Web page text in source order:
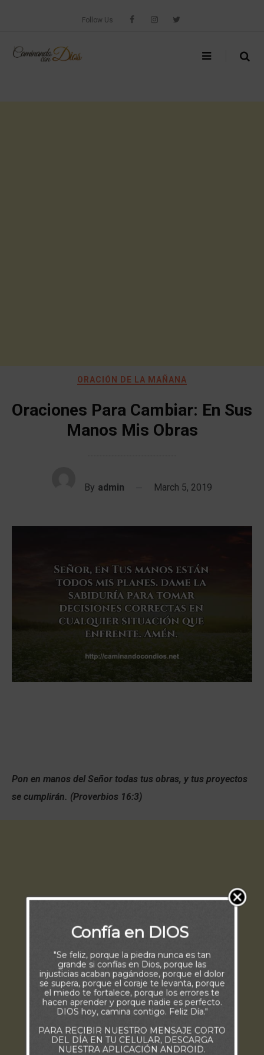
Follow Us
ORACIÓN DE LA MAÑANA
Oraciones Para Cambiar: En Sus
Manos Mis Obras
By admin March 5, 2019
Pon en manos del Señor todas tus obras, y tus proyectos
se cumplirán. (Proverbios 16:3)
Confía en DIOS
"Se feliz, porque la piedra nunca es tan
grande si confías en Dios, porque las
injusticias acaban pagándose, porque el dolor
se supera, porque el coraje te levanta, porque
el miedo te fortalece, porque los errores te
hacen aprender y porque nadie es perfecto.
DIOS hoy, camina contigo. Feliz Día."
PARA RECIBIR NUESTRO MENSAJE CORTO
DEL DÍA EN TU CELULAR, DESCARGA
NUESTRA APLICACIÓN ANDROID.